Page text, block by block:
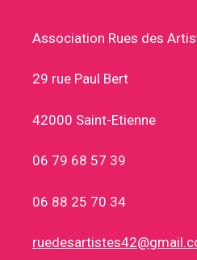
Association Rues des
29 rue Paul Bert
42000 Saint-Etienne
06 79 68 57 39
06 88 25 70 34